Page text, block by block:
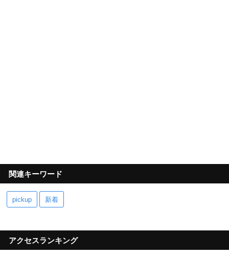
関連キーワード
pickup 新着
アクセスランキング